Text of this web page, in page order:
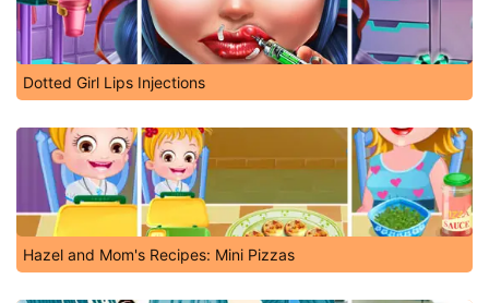
Dotted Girl Lips Injections
Hazel and Mom's Recipes: Mini Pizzas